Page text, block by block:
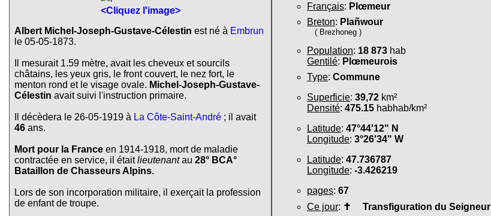
<Cliquez l'image>
Albert Michel-Joseph-Gustave-Célestin est né à Embrun
le 05-05-1873.
Il mesurait 1.59 mètre, avait les cheveux et sourcils
châtains, les yeux gris, le front couvert, le nez fort, le
menton rond et le visage ovale. Michel-Joseph-Gustave-
Célestin avait suivi l'instruction primaire.
Il décèdera le 26-05-1919 à La Côte-Saint-André ; il avait
46 ans.
Mort pour la France en 1914-1918, mort de maladie
contractée en service, il étaitlieutenantau 28° BCA°
Bataillon de Chasseurs Alpins.
Lors de son incorporation militaire, il exerçait la profession
de enfant de troupe.
Français: Plœmeur
Breton: Plañwour
( Brezhoneg )
Population: 18 873 hab
Gentilé: Plœmeurois
Type: Commune
Superficie: 39,72 km²
Densité: 475.15 habhab/km²
Latitude: 47°44'12" N
Longitude: 3°26'34" W
Latitude: 47.736787
Longitude: -3.426219
pages: 67
Ce jour: ✝ Transfiguration du Seigneur